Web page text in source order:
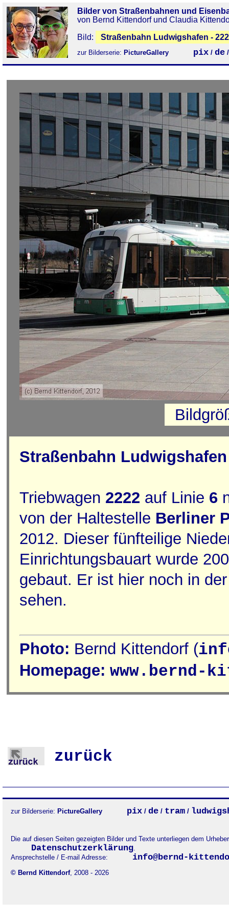
Bilder von Straßenbahnen und
von Bernd Kittendorf und Claudia
Bild:
Straßenbahn Ludwigshafen -
zur Bilderserie: PictureGallery pix / de
Straßenbahn Ludwigshafen
Triebwagen 2222 auf Linie 6
von der Haltestelle Berliner
2012. Dieser fünfteilige
Einrichtungsbauart wurde
gebaut. Er ist hier noch in
sehen.
Photo: Bernd Kittendorf (
Homepage: www.bernd-
zurück
zur Bilderserie: PictureGallery pix / de / tram /
Die auf diesen Seiten gezeigten Bilder und Texte unterliegen dem
Datenschutzerklärung.
Ansprechstelle / E-mail Adresse:
info@bernd-
© Bernd Kittendorf, 2008 - 2026